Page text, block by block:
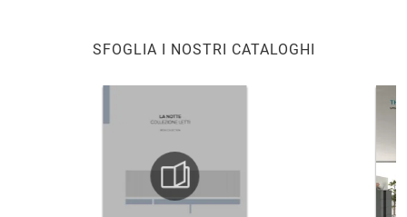
SFOGLIA I NOSTRI CATALOGHI